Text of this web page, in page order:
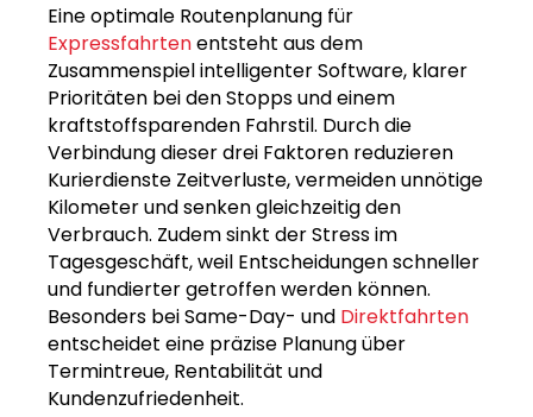
Eine optimale Routenplanung für
Expressfahrtenentsteht aus dem
Zusammenspiel intelligenter Software, klarer
Prioritäten bei den Stopps und einem
kraftstoffsparenden Fahrstil. Durch die
Verbindung dieser drei Faktoren reduzieren
Kurierdienste Zeitverluste, vermeiden unnötige
Kilometer und senken gleichzeitig den
Verbrauch. Zudem sinkt der Stress im
Tagesgeschäft, weil Entscheidungen schneller
und fundierter getroffen werden können.
Besonders bei Same-Day- und Direktfahrten
entscheidet eine präzise Planung über
Termintreue, Rentabilität und
Kundenzufriedenheit.